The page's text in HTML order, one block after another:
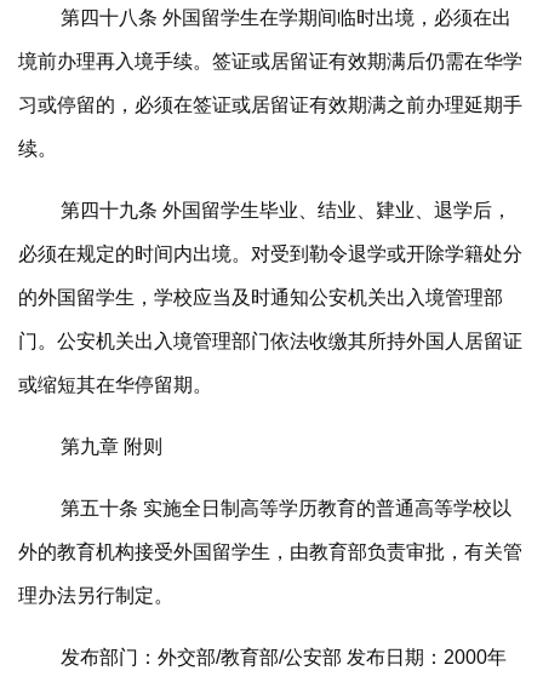
第四十八条 外国留学生在学期间临时出境，必须在出
境前办理再入境手续。签证或居留证有效期满后仍需在华学
习或停留的，必须在签证或居留证有效期满之前办理延期手
续。
第四十九条 外国留学生毕业、结业、肄业、退学后，
必须在规定的时间内出境。对受到勒令退学或开除学籍处分
的外国留学生，学校应当及时通知公安机关出入境管理部
门。公安机关出入境管理部门依法收缴其所持外国人居留证
或缩短其在华停留期。
第九章 附则
第五十条 实施全日制高等学历教育的普通高等学校以
外的教育机构接受外国留学生，由教育部负责审批，有关管
理办法另行制定。
发布部门：外交部/教育部/公安部 发布日期：2000年